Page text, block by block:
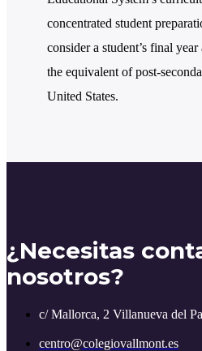
concentrated student
consider a student’s final
the equivalent of post-
United States.
¿Necesitas
nosotros?
c/ Mallorca, 2 Villanueva del
centro@colegiovallmont.es